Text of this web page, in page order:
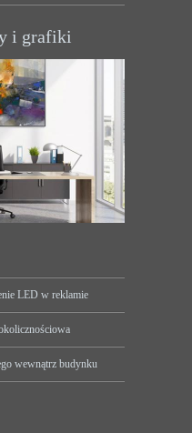
i grafiki
LED w reklamie
wewnątrz budynku